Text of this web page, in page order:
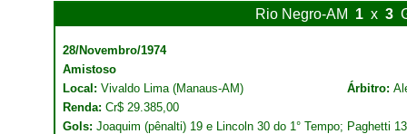
Rio Negro-AM 1 x 3
28/Novembro/1974
Amistoso
Local: Vivaldo Lima (Manaus-AM) Árbitro:
Renda: Cr$ 29.385,00
Gols: Joaquim (pênalti) 19 e Lincoln 30 do 1° Tempo; Paghetti